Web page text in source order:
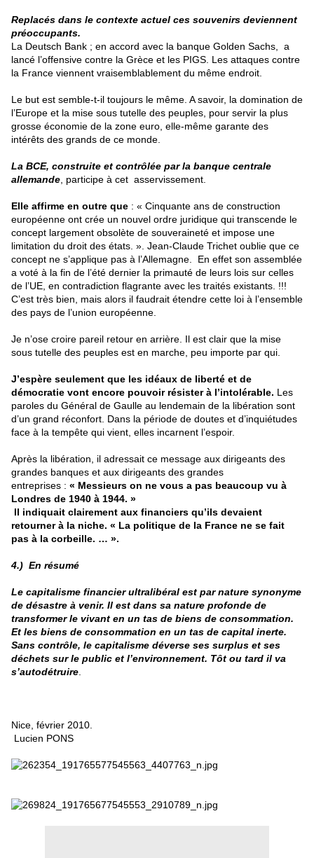
Replacés dans le contexte actuel ces souvenirs deviennent
préoccupants.
La Deutsch Bank ; en accord avec la banque Golden Sachs, a
lancé l’offensive contre la Grèce et les PIGS. Les attaques contre
la France viennent vraisemblablement du même endroit.
Le but est semble-t-il toujours le même. A savoir, la domination de
l’Europe et la mise sous tutelle des peuples, pour servir la plus
grosse économie de la zone euro, elle-même garante des
intérêts des grands de ce monde.
La BCE, construite et contrôlée par la banque centrale
allemande , participe à cet asservissement.
Elle affirme en outre que : « Cinquante ans de construction
européenne ont crée un nouvel ordre juridique qui transcende le
concept largement obsolète de souveraineté et impose une
limitation du droit des états. ». Jean-Claude Trichet oublie que ce
concept ne s’applique pas à l’Allemagne. En effet son assemblée
a voté à la fin de l’été dernier la primauté de leurs lois sur celles
de l’UE, en contradiction flagrante avec les traités existants. !!!
C’est très bien, mais alors il faudrait étendre cette loi à l’ensemble
des pays de l’union européenne.
Je n’ose croire pareil retour en arrière. Il est clair que la mise
sous tutelle des peuples est en marche, peu importe par qui.
J’espère seulement que les idéaux de liberté et de
démocratie vont encore pouvoir résister à l’intolérable. Les
paroles du Général de Gaulle au lendemain de la libération sont
d’un grand réconfort. Dans la période de doutes et d’inquiétudes
face à la tempête qui vient, elles incarnent l’espoir.
Après la libération, il adressait ce message aux dirigeants des
grandes banques et aux dirigeants des grandes
entreprises : « Messieurs on ne vous a pas beaucoup vu à
Londres de 1940 à 1944. »
Il indiquait clairement aux financiers qu’ils devaient
retourner à la niche. « La politique de la France ne se fait
pas à la corbeille. … ».
4.) En résumé
Le capitalisme financier ultralibéral est par nature synonyme
de désastre à venir. Il est dans sa nature profonde de
transformer le vivant en un tas de biens de consommation.
Et les biens de consommation en un tas de capital inerte.
Sans contrôle, le capitalisme déverse ses surplus et ses
déchets sur le public et l’environnement. Tôt ou tard il va
s’autodétruire
Nice, février 2010.
Lucien PONS